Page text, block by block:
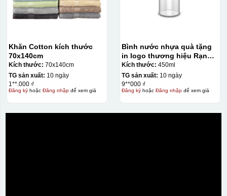
Khăn Cotton kích thước
70x140cm
Kích thước: 70x140cm
TG sản xuất: 10 ngày
1**.000 ₫
Đăng kýhoặc Đăng nhậpđể xem giá
Bình nước nhựa quà tặng
in logo thương hiệu Rạng
Đông 450ml KQ-BNN01
Kích thước: 450ml
TG sản xuất: 10 ngày
9**000 ₫
Đăng kýhoặc Đăng nhậpđể xem giá